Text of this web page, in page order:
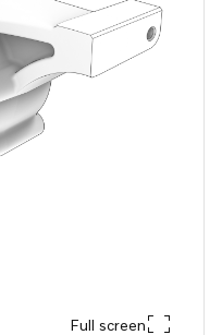
Full screen